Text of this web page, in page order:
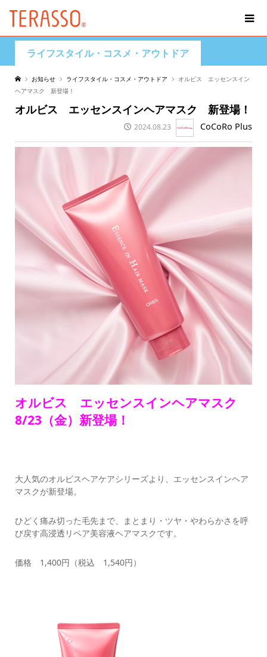
ライフスタイル・コスメ・アウトドア
お知らせ ライフスタイル・コスメ・アウトドア
オルビス エッセンスイン
ヘアマスク 新登場！
オルビス エッセンスインヘアマスク 新登場！
2024.08.23 CoCoRo Plus
オルビス エッセンスインヘアマスク
8/23（金）新登場！
大人気のオルビスヘアケアシリーズより、エッセンスインヘア
マスクが新登場。
ひどく痛み切った毛先まで、まとまり・ツヤ・やわらかさを呼
び戻す高浸透リペア美容液ヘアマスクです。
価格 1,400円（税込 1,540円）